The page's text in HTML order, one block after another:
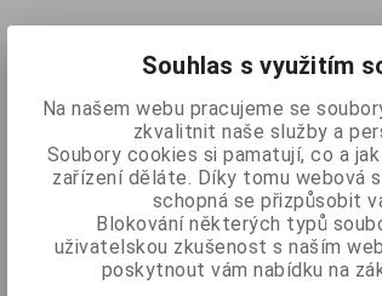
Souhlas s využitím
Na našem webu pracujeme se
zkvalitnit naše služby a
Soubory cookies si pamatují, co a
zařízení děláte. Díky tomu webová
schopná se přizpůsobit
Blokování některých typů
uživatelskou zkušenost s naším
poskytnout vám nabídku na